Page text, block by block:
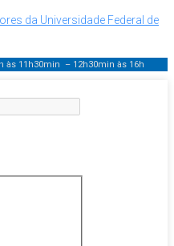
da Universidade Federal de
às 11h30min – 12h30min às 16h